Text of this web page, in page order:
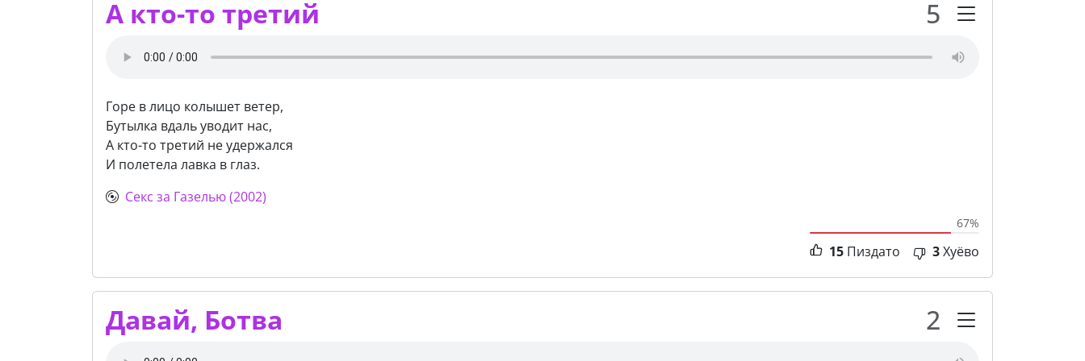
А кто-то третий 5
Горе в лицо колышет ветер,
Бутылка вдаль уводит нас,
А кто-то третий не удержался
И полетела лавка в глаз.
Секс за Газелью (2002)
67%
15 Пиздато 3Хуёво
Давай, Ботва 2